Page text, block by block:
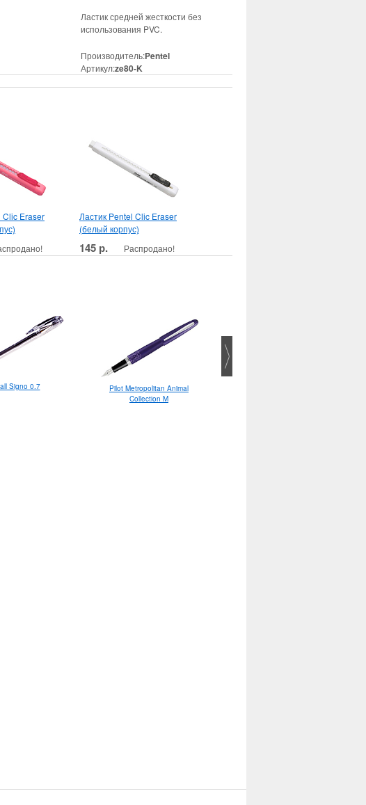
Ластик средней жесткости без
использования PVC.
Производитель:Pentel
Артикул:ze80-K
Clic Eraser
Ластик Pentel Clic Eraser
(белый корпус)
145 р. Распродано!
Signo 0.7
Pilot Metropolitan Animal
Collection M